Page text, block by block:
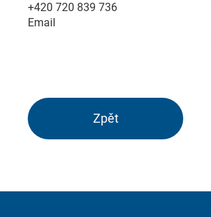
+420 720 839 736
Email
Zpět
Přijmout